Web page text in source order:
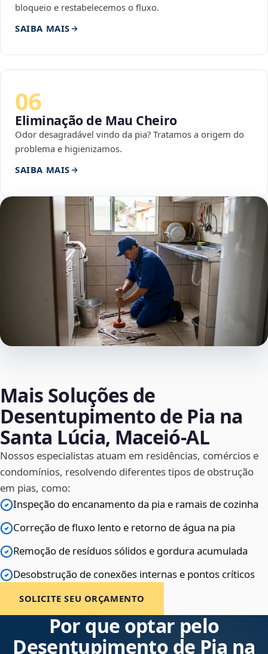
bloqueio e restabelecemos o fluxo.
SAIBA MAIS
06
Eliminação de Mau Cheiro
Odor desagradável vindo da pia? Tratamos a origem do
problema e higienizamos.
SAIBA MAIS
Mais Soluções de
Desentupimento de Pia na
Santa Lúcia, Maceió‑AL
Nossos especialistas atuam em residências, comércios e
condomínios, resolvendo diferentes tipos de obstrução
em pias, como:
Inspeção do encanamento da pia e ramais de cozinha
Correção de fluxo lento e retorno de água na pia
Remoção de resíduos sólidos e gordura acumulada
Desobstrução de conexões internas e pontos críticos
SOLICITE SEU ORÇAMENTO
Por que optar pelo
Desentupimento de Pia na